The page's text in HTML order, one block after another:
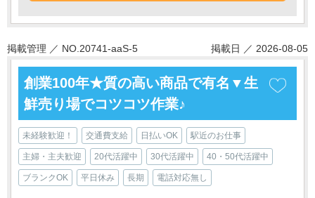
掲載管理 ／ NO.20741-aaS-5 掲載日 ／ 2026-08-05
創業100年★質の高い商品で有名▼生
鮮売り場でコツコツ作業♪
未経験歓迎！ 交通費支給 日払いOK 駅近のお仕事
主婦・主夫歓迎 20代活躍中 30代活躍中 40・50代活躍中
ブランクOK 平日休み 長期 電話対応無し